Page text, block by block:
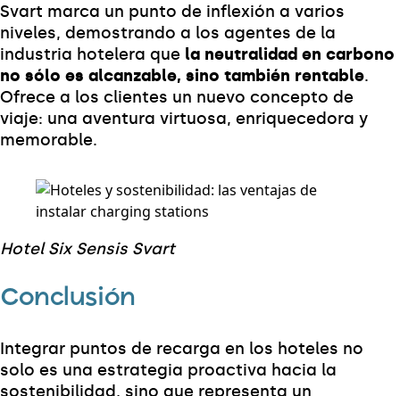
Svart marca un punto de inflexión a varios
niveles, demostrando a los agentes de la
industria hotelera que la neutralidad en carbono
no sólo es alcanzable, sino también rentable.
Ofrece a los clientes un nuevo concepto de
viaje: una aventura virtuosa, enriquecedora y
memorable.
Hotel Six Sensis Svart
Conclusión
Integrar puntos de recarga en los hoteles no
solo es una estrategia proactiva hacia la
sostenibilidad, sino que representa un